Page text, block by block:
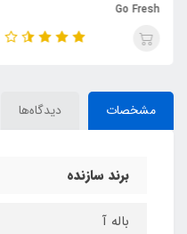
Go Fresh
مشخصات دیدگاه‌ها
برند سازنده
باله آ